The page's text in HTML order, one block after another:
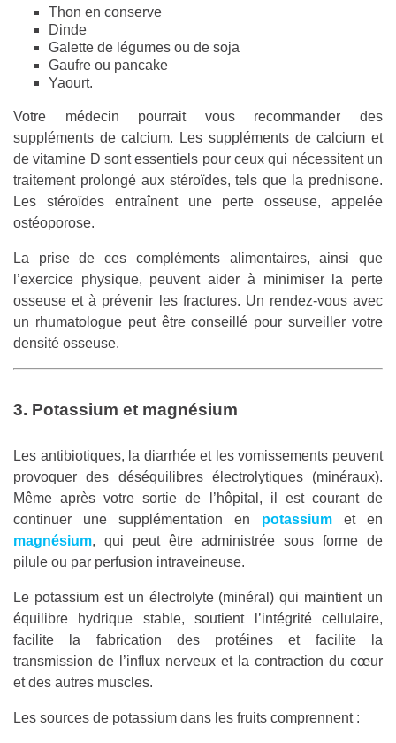
Thon en conserve
Dinde
Galette de légumes ou de soja
Gaufre ou pancake
Yaourt.
Votre médecin pourrait vous recommander des
suppléments de calcium. Les suppléments de calcium et
de vitamine D sont essentiels pour ceux qui nécessitent un
traitement prolongé aux stéroïdes, tels que la prednisone.
Les stéroïdes entraînent une perte osseuse, appelée
ostéoporose.
La prise de ces compléments alimentaires, ainsi que
l’exercice physique, peuvent aider à minimiser la perte
osseuse et à prévenir les fractures. Un rendez-vous avec
un rhumatologue peut être conseillé pour surveiller votre
densité osseuse.
3. Potassium et magnésium
Les antibiotiques, la diarrhée et les vomissements peuvent
provoquer des déséquilibres électrolytiques (minéraux).
Même après votre sortie de l’hôpital, il est courant de
continuer une supplémentation en potassium et en
magnésium, qui peut être administrée sous forme de
pilule ou par perfusion intraveineuse.
Le potassium est un électrolyte (minéral) qui maintient un
équilibre hydrique stable, soutient l’intégrité cellulaire,
facilite la fabrication des protéines et facilite la
transmission de l’influx nerveux et la contraction du cœur
et des autres muscles.
Les sources de potassium dans les fruits comprennent :